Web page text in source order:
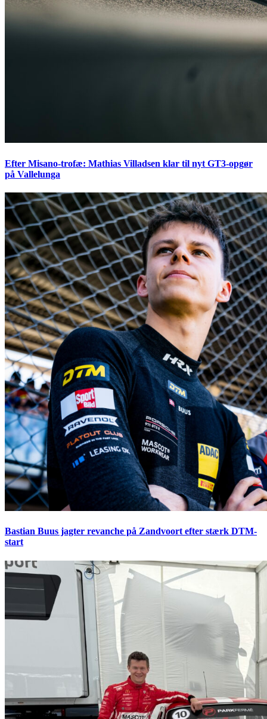
Efter Misano-trofæ: Mathias Villadsen klar til nyt GT3-opgør
på Vallelunga
Bastian Buus jagter revanche på Zandvoort efter stærk DTM-
start